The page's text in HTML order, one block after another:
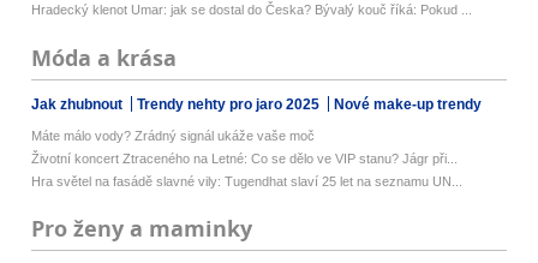
Hradecký klenot Umar: jak se dostal do Česka? Bývalý kouč říká: Pokud ...
Móda a krása
Jak zhubnout Trendy nehty pro jaro 2025 Nové make-up trendy
Máte málo vody? Zrádný signál ukáže vaše moč
Životní koncert Ztraceného na Letné: Co se dělo ve VIP stanu? Jágr při...
Hra světel na fasádě slavné vily: Tugendhat slaví 25 let na seznamu UN...
Pro ženy a maminky